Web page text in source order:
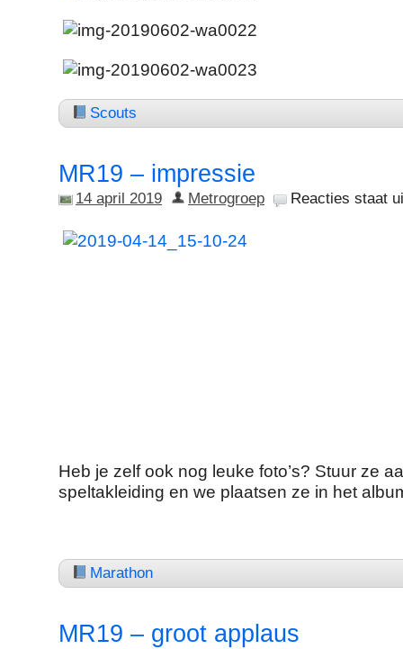
Scouts
MR19 – impressie
14 april 2019 Metrogroep Reacties staat
Heb je zelf ook nog leuke foto’s? Stuur ze
speltakleiding en we plaatsen ze in het
Marathon
MR19 – groot applaus